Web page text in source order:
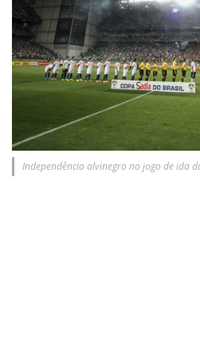
Independência alvinegro no jogo de ida